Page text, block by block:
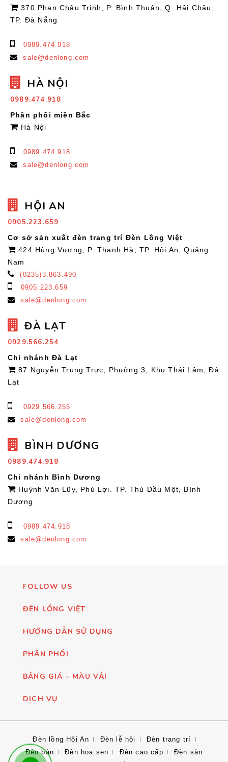
370 Phan Châu Trinh, P. Bình Thuận, Q. Hải Châu,
TP. Đà Nẵng
0989.474.918
sale@denlong.com
HÀ NỘI
0989.474.918
Phân phối miền Bắc
Hà Nội
0989.474.918
sale@denlong.com
HỘI AN
0905.223.659
Cơ sở sản xuất đèn trang trí Đèn Lồng Việt
424 Hùng Vương, P. Thanh Hà, TP. Hội An, Quảng
Nam
(0235)3.863.490
0905.223.659
sale@denlong.com
ĐÀ LẠT
0929.566.254
Chi nhánh Đà Lạt
87 Nguyễn Trung Trực, Phường 3, Khu Thái Lâm, Đà
Lạt
0929.566.255
sale@denlong.com
BÌNH DƯƠNG
0989.474.918
Chi nhánh Bình Dương
Huỳnh Văn Lũy, Phú Lợi. TP. Thủ Dầu Một, Bình
Dương
0989.474.918
sale@denlong.com
FOLLOW US
ĐÈN LỒNG VIỆT
HƯỚNG DẪN SỬ DỤNG
PHÂN PHỐI
BẢNG GIÁ – MÀU VẢI
DỊCH VỤ
Đèn lồng Hội An Đèn lễ hội
Đèn trang trí
Đèn bàn
Đèn hoa sen Đèn cao cấp Đèn sàn